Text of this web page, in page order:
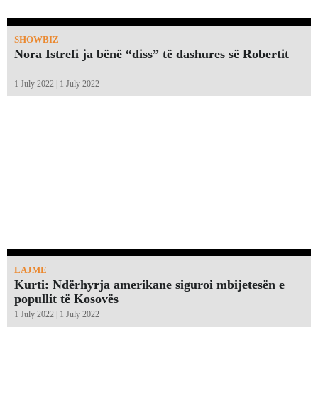
SHOWBIZ
Nora Istrefi ja bënë “diss” të dashures së Robertit
1 July 2022 | 1 July 2022
LAJME
Kurti: Ndërhyrja amerikane siguroi mbijetesën e
popullit të Kosovës
1 July 2022 | 1 July 2022